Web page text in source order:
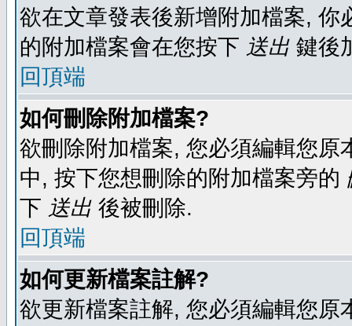
欲在文章發表後新增附加檔案,
的附加檔案會在您按下 送出 鍵後
回頂端
如何刪除附加檔案?
欲刪除附加檔案, 您必須編輯您
中, 按下您想刪除的附加檔案旁的
下 送出 後被刪除.
回頂端
如何更新檔案註解?
欲更新檔案註解, 您必須編輯您